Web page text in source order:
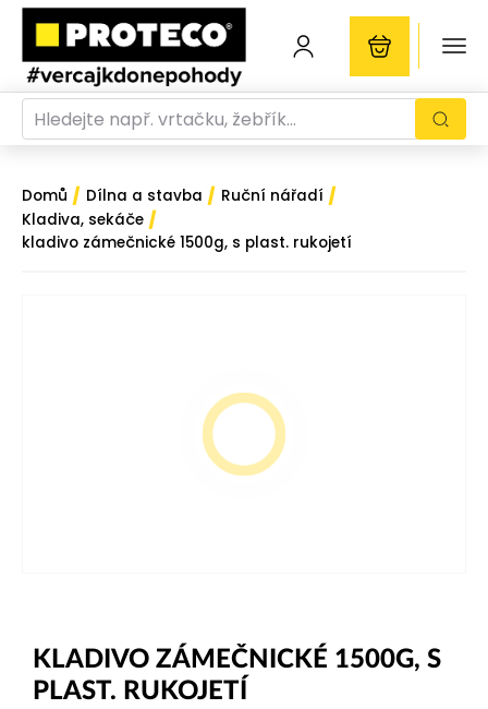
Domů / Dílna a stavba / Ruční nářadí /
Kladiva, sekáče /
kladivo zámečnické 1500g, s plast. rukojetí
KLADIVO ZÁMEČNICKÉ 1500G, S
PLAST. RUKOJETÍ